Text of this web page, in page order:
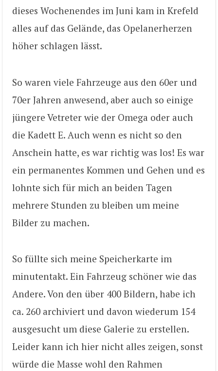
dieses Wochenendes im Juni kam in Krefeld
alles auf das Gelände, das Opelanerherzen
höher schlagen lässt.
So waren viele Fahrzeuge aus den 60er und
70er Jahren anwesend, aber auch so einige
jüngere Vetreter wie der Omega oder auch
die Kadett E. Auch wenn es nicht so den
Anschein hatte, es war richtig was los! Es war
ein permanentes Kommen und Gehen und es
lohnte sich für mich an beiden Tagen
mehrere Stunden zu bleiben um meine
Bilder zu machen.
So füllte sich meine Speicherkarte im
minutentakt. Ein Fahrzeug schöner wie das
Andere. Von den über 400 Bildern, habe ich
ca. 260 archiviert und davon wiederum 154
ausgesucht um diese Galerie zu erstellen.
Leider kann ich hier nicht alles zeigen, sonst
würde die Masse wohl den Rahmen